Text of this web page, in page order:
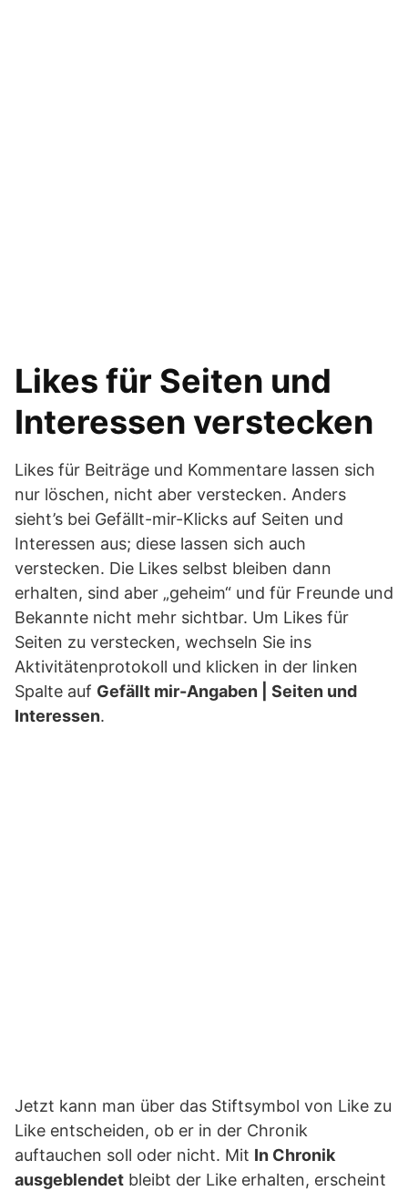
Likes für Seiten und
Interessen verstecken
Likes für Beiträge und Kommentare lassen sich
nur löschen, nicht aber verstecken. Anders
sieht’s bei Gefällt-mir-Klicks auf Seiten und
Interessen aus; diese lassen sich auch
verstecken. Die Likes selbst bleiben dann
erhalten, sind aber „geheim“ und für Freunde und
Bekannte nicht mehr sichtbar. Um Likes für
Seiten zu verstecken, wechseln Sie ins
Aktivitätenprotokoll und klicken in der linken
Spalte auf Gefällt mir-Angaben | Seiten und
Interessen.
Jetzt kann man über das Stiftsymbol von Like zu
Like entscheiden, ob er in der Chronik
auftauchen soll oder nicht. Mit In Chronik
ausgeblendet bleibt der Like erhalten, erscheint